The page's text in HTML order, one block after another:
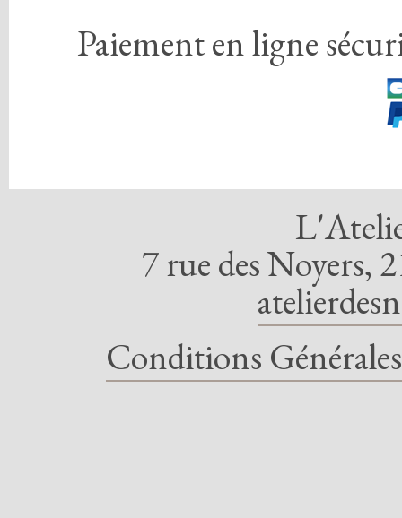
Paiement en ligne
7 rue des Noyers,
Conditions